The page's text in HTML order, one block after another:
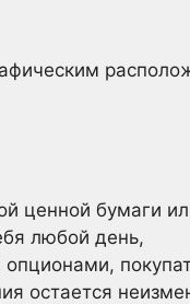
ценной бумаги
любой день,
остается